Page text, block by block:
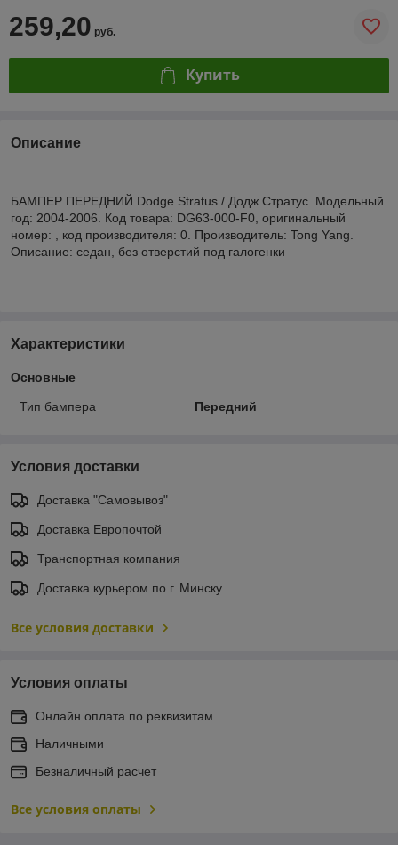
259,20 руб.
Купить
Описание
БАМПЕР ПЕРЕДНИЙ Dodge Stratus / Додж Стратус. Модельный
год: 2004-2006. Код товара: DG63-000-F0, оригинальный
номер: , код производителя: 0. Производитель: Tong Yang.
Описание: седан, без отверстий под галогенки
Характеристики
Основные
Тип бампера Передний
Условия доставки
Доставка "Самовывоз"
Доставка Европочтой
Транспортная компания
Доставка курьером по г. Минску
Все условия доставки
Условия оплаты
Онлайн оплата по реквизитам
Наличными
Безналичный расчет
Все условия оплаты